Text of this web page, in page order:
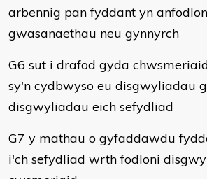
arbennig pan fyddant yn
gwasanaethau neu gynnyrch
G6 sut i drafod gyda
sy'n cydbwyso eu disgwyliadau
disgwyliadau eich sefydliad
G7 y mathau o gyfaddawdu
i'ch sefydliad wrth fodloni